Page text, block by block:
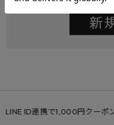
LINE ID連携で1,000円クーポン